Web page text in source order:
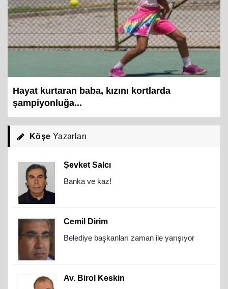
Hayat kurtaran baba, kızını kortlarda
şampiyonluğa...
Köşe Yazarları
Şevket Salcı
Banka ve kaz!
Cemil Dirim
Belediye başkanları zaman ile yarışıyor
Av. Birol Keskin